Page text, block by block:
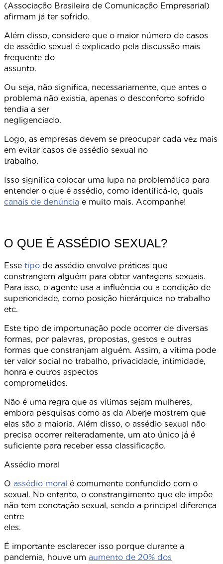
(Associação Brasileira de Comunicação Empresarial)
afirmam já ter sofrido.
Além disso, considere que o maior número de casos
de assédio sexual é explicado pela discussão mais
frequente do
Ou seja, não significa, necessariamente, que antes o
problema não existia, apenas o desconforto sofrido
tendia a ser
Logo, as empresas devem se preocupar cada vez mais
em evitar casos de assédio sexual no
Isso significa colocar uma lupa na problemática para
entender o que é assédio, como identificá-lo, quais
canais de denúncia e muito mais. Acompanhe!
O QUE É ASSÉDIO SEXUAL?
Esse tipo de assédio envolve práticas que
constrangem alguém para obter vantagens sexuais.
Para isso, o agente usa a influência ou a condição de
superioridade, como posição hierárquica no trabalho
etc.
Este tipo de importunação pode ocorrer de diversas
formas, por palavras, propostas, gestos e outras
formas que constranjam alguém. Assim, a vítima pode
ter valor social no trabalho, privacidade, intimidade,
honra e outros aspectos
Não é uma regra que as vítimas sejam mulheres,
embora pesquisas como as da Aberje mostrem que
elas são a maioria. Além disso, o assédio sexual não
precisa ocorrer reiteradamente, um ato único já é
suficiente para receber essa classificação.
Assédio moral
O assédio moral é comumente confundido com o
sexual. No entanto, o constrangimento que ele impõe
não tem conotação sexual, sendo a principal diferença
entre
eles.
É importante esclarecer isso porque durante a
pandemia, houve um aumento de 20% dos